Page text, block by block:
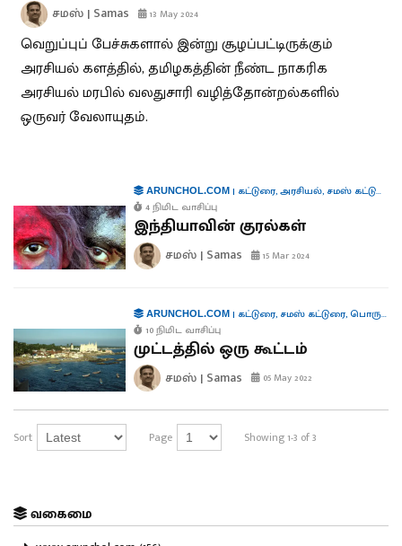
சமஸ் | Samas 13 May 2024
வெறுப்புப் பேச்சுகளால் இன்று சூழப்பட்டிருக்கும்
அரசியல் களத்தில், தமிழகத்தின் நீண்ட நாகரிக
அரசியல் மரபில் வலதுசாரி வழித்தோன்றல்களில்
ஒருவர் வேலாயுதம்.
ARUNCHOL.COM| கட்டுரை,அரசியல், சமஸ் கட்டுரை
4 நிமிட வாசிப்பு
இந்தியாவின் குரல்கள்
சமஸ் | Samas 15 Mar 2024
ARUNCHOL.COM| கட்டுரை, சமஸ் கட்டுரை,பொருளாதாரம்
10 நிமிட வாசிப்பு
முட்டத்தில் ஒரு கூட்டம்
சமஸ் | Samas 05 May 2022
Sort Page Showing 1-3 of 3
வகைமை